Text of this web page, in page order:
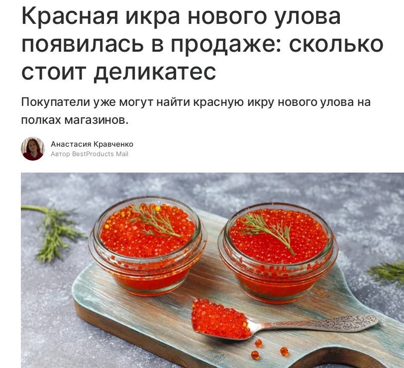
Красная икра нового улова
появилась в продаже: сколько
стоит деликатес
Покупатели уже могут найти красную икру нового улова на
полках магазинов.
Анастасия Кравченко
Автор BestProducts Mail